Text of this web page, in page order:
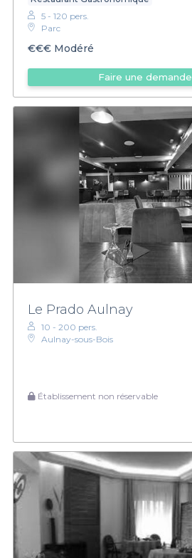
5 - 120 pers.
Parc
€€€ Modéré
Faire une demande
Le Prado Aulnay
10 - 200 pers.
Aulnay-sous-Bois
Établissement non réservable